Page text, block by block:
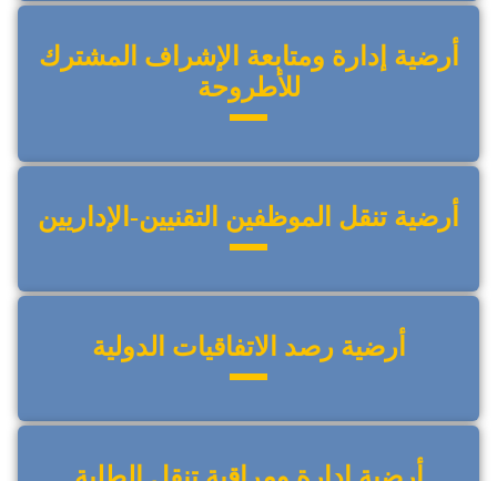
أرضية إدارة ومتابعة الإشراف المشترك
للأطروحة
أرضية تنقل الموظفين التقنيين-الإداريين
أرضية رصد الاتفاقيات الدولية